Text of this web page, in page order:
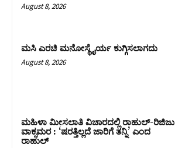
August 8, 2026
ಮಸಿ ಎರಚಿ ಮನೋಸ್ಥೈರ್ಯ ಕುಗ್ಗಿಸಲಾಗದು
August 8, 2026
ಮಹಿಳಾ ಮೀಸಲಾತಿ ವಿಚಾರದಲ್ಲಿ ರಾಹುಲ್‌-ರಿಜಿಜು
ವಾಕ್ಸಮರ : ‘ಷರತ್ತಿಲ್ಲದೆ ಜಾರಿಗೆ ತನ್ನಿ’ ಎಂದ
ರಾಹುಲ್‌